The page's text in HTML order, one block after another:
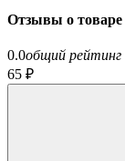
Отзывы о товаре
0.0общий рейтинг
65 ₽